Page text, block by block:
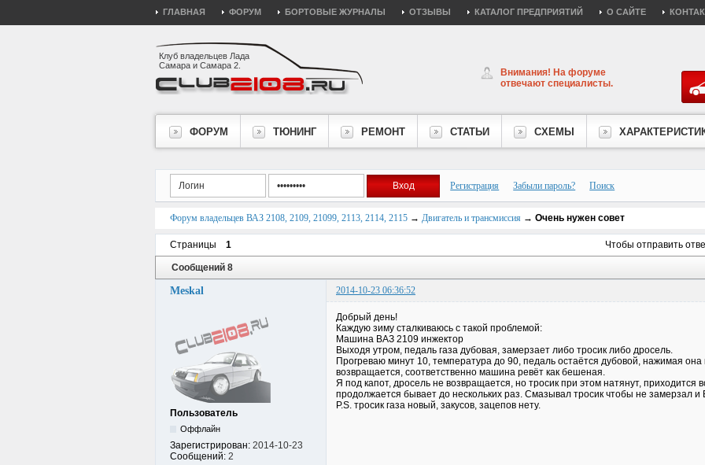
ГЛАВНАЯ ФОРУМ БОРТОВЫЕ ЖУРНАЛЫ ОТЗЫВЫ КАТАЛОГ ПРЕДПРИЯТИЙ О САЙТЕ
Клуб владельцев Лада
Самара и Самара 2.
Внимания! На форуме
отвечают специалисты.
ФОРУМ ТЮНИНГ РЕМОНТ СТАТЬИ СХЕМЫ
Регистрация Забыли пароль? Поиск
Форум владельцев ВАЗ 2108, 2109, 21099, 2113, 2114, 2115 → Двигатель и трансмиссия → Очень нужен совет
Страницы 1 Чтобы отправить
Сообщений 8
Meskal 2014-10-23 06:36:52
Пользователь
Оффлайн
Зарегистрирован: 2014-10-23
Сообщений: 2
Добрый день!
Каждую зиму сталкиваюсь с такой проблемой:
Машина ВАЗ 2109 инжектор
Выходя утром, педаль газа дубовая, замерзает либо тросик либо дросель.
Прогреваю минут 10, температура до 90, педаль остаётся дубовой, нажимая она
возвращается, соответственно машина ревёт как бешеная.
Я под капот, дросель не возвращается, но тросик при этом натянут, приходится
продолжается бывает до нескольких раз. Смазывал тросик чтобы не замерзал
P.S. тросик газа новый, закусов, зацепов нету.